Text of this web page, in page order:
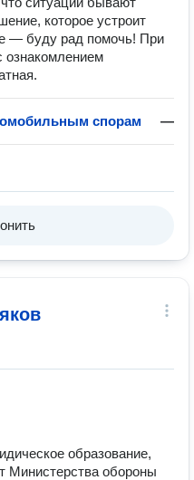
которое устроит
— буду рад помочь! При
ознакомлением
спорам —
образование,
Министерства обороны